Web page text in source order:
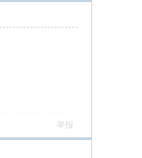
举报